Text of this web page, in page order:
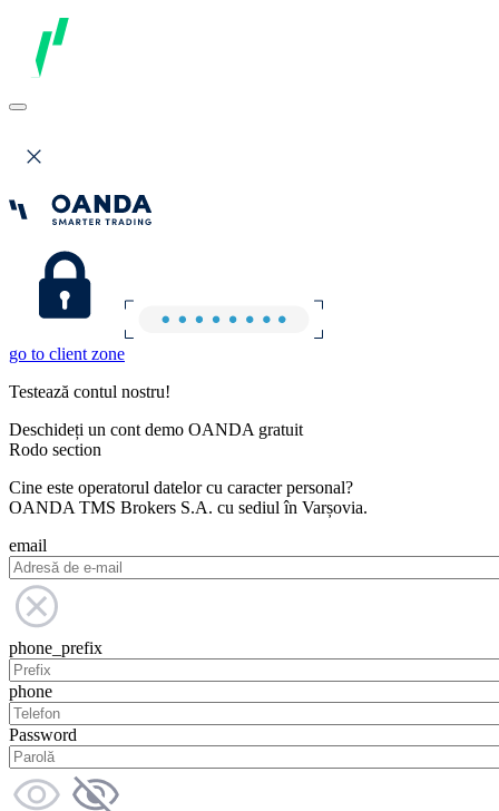
go to client zone
Testează contul nostru!
Deschideți un cont demo OANDA gratuit
Rodo section
Cine este operatorul datelor cu caracter personal?
OANDA TMS Brokers S.A. cu sediul în Varșovia.
email
phone_prefix
phone
Password